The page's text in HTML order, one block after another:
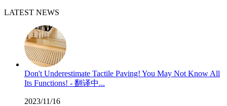
LATEST NEWS
Don't Underestimate Tactile Paving! You May Not Know All
Its Functions! - 翻译中...
2023/11/16